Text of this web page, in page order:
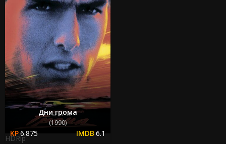
Дни грома
(1990)
6.875 6.1
HDRip